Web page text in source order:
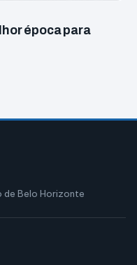
época para
de Belo Horizonte